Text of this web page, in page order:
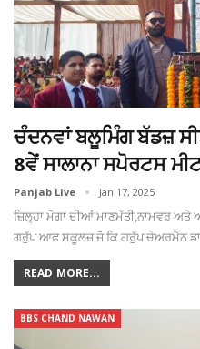
ਚੰਦਨਵਾਂ ਬਲੂਮਿੰਗ ਬੱਡਜ਼
8ਵੇਂ ਸਾਲਾਨਾ ਸਪੋਰਟਸ
Panjab Live Jan 17, 2025
ਜ਼ਿਲ੍ਹਾ ਮੋਗਾ ਦੀਆਂ ਮਾਣਮੱਤੀ,ਨਾਮਵਰ ਅਤੇ
ਗਰੁੱਪ ਆਫ ਸਕੂਲਜ਼ ਜੋ ਕਿ ਗਰੁੱਪ ਚੇਅਰਮੈਨ
READ MORE...
BBS CHAND NAWAN